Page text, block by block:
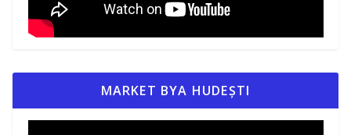
MARKET BYA HUDEȘTI